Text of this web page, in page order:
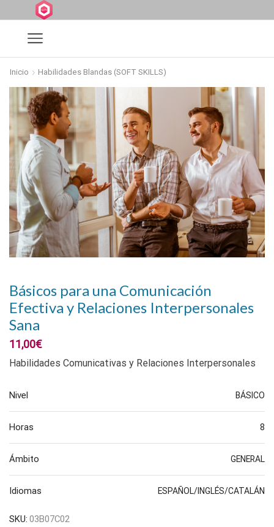
Inicio Habilidades Blandas (SOFT SKILLS)
Básicos para una Comunicación
Efectiva y Relaciones Interpersonales
Sana
11,00€
Habilidades Comunicativas y Relaciones Interpersonales
Nivel BÁSICO
Horas 8
Ámbito GENERAL
Idiomas ESPAÑOL/INGLÉS/CATALÁN
SKU: 03B07C02